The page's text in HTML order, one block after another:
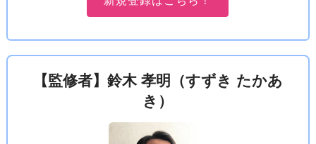
【監修者】鈴木 孝明（すずき たかあ
き）